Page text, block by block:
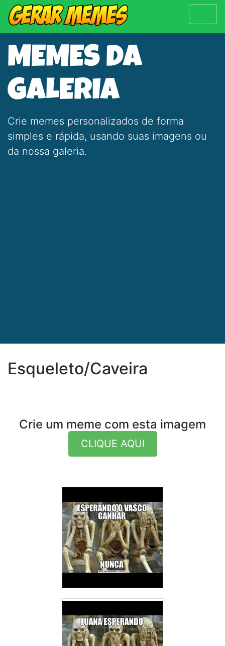
MEMES DA
GALERIA
Crie memes personalizados de forma
simples e rápida, usando suas imagens ou
da nossa galeria.
Esqueleto/Caveira
Crie um meme com esta imagem
CLIQUE AQUI